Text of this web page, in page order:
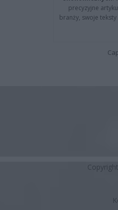
precyzyjne
branży, swoje